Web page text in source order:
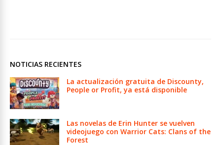
NOTICIAS RECIENTES
La actualización gratuita de Discounty,
People or Profit, ya está disponible
Las novelas de Erin Hunter se vuelven
videojuego con Warrior Cats: Clans of the
Forest